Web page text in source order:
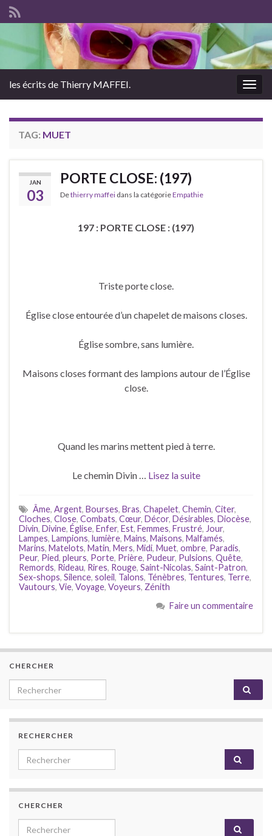
les écrits de Thierry MAFFEI.
TAG: MUET
JAN
03
PORTE CLOSE: (197)
Dethierry maffei dans la catégorieEmpathie
197 : PORTE CLOSE : (197)
Triste porte close.
Église close entourée d’un chapelet de maisons closes.
Église sombre, sans lumière.
Maisons closes formant des lampions autour de l’Église
close.
Quand les marins mettent pied à terre.
Le chemin Divin … Lisez la suite
Âme, Argent, Bourses, Bras, Chapelet, Chemin, Citer,
Cloches, Close, Combats, Cœur, Décor, Désirables, Diocèse,
Divin, Divine, Église, Enfer, Est, Femmes, Frustré, Jour,
Lampes, Lampions, lumière, Mains, Maisons, Malfamés,
Marins, Matelots, Matin, Mers, Midi, Muet, ombre, Paradis,
Peur, Pied, pleurs, Porte, Prière, Pudeur, Pulsions, Quête,
Remords, Rideau, Rires, Rouge, Saint-Nicolas, Saint-Patron,
Sex-shops, Silence, soleil, Talons, Ténèbres, Tentures, Terre,
Vautours, Vie, Voyage, Voyeurs, Zénith
Faire un commentaire
CHERCHER
Search for:
RECHERCHER
Search for:
CHERCHER
Search for: